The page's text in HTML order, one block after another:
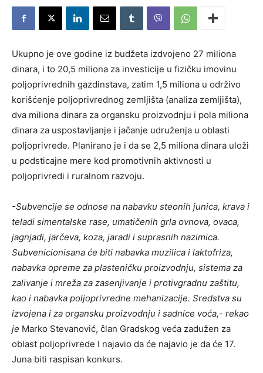
Ukupno je ove godine iz budžeta izdvojeno 27 miliona
dinara, i to 20,5 miliona za investicije u fizičku imovinu
poljoprivrednih gazdinstava, zatim 1,5 miliona u održivo
korišćenje poljoprivrednog zemljišta (analiza zemljišta),
dva miliona dinara za organsku proizvodnju i pola miliona
dinara za uspostavljanje i jačanje udruženja u oblasti
poljoprivrede. Planirano je i da se 2,5 miliona dinara uloži
u podsticajne mere kod promotivnih aktivnosti u
poljoprivredi i ruralnom razvoju.
-Subvencije se odnose na nabavku steonih junica, krava i
teladi simentalske rase, umatičenih grla ovnova, ovaca,
jagnjadi, jarčeva, koza, jaradi i suprasnih nazimica.
Subvenicionisana će biti nabavka muzilica i laktofriza,
nabavka opreme za plasteničku proizvodnju, sistema za
zalivanje i mreža za zasenjivanje i protivgradnu zaštitu,
kao i nabavka poljoprivredne mehanizacije. Sredstva su
izvojena i za organsku proizvodnju i sadnice voća,- rekao
je Marko Stevanović, član Gradskog veća zadužen za
oblast poljoprivrede I najavio da će najavio je da će 17.
Juna biti raspisan konkurs.